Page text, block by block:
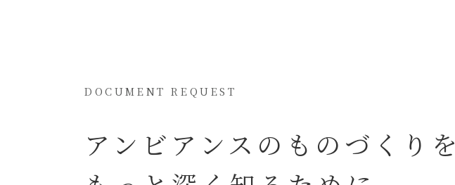
DOCUMENT REQUEST
アンビアンスの ものづくりを